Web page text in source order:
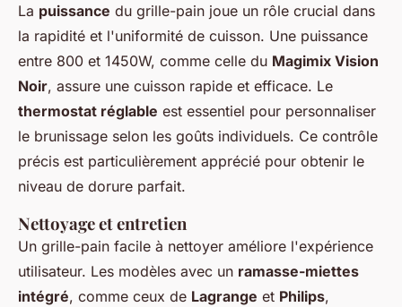
La puissance du grille-pain joue un rôle crucial dans
la rapidité et l'uniformité de cuisson. Une puissance
entre 800 et 1450W, comme celle du Magimix Vision
Noir, assure une cuisson rapide et efficace. Le
thermostat réglable est essentiel pour personnaliser
le brunissage selon les goûts individuels. Ce contrôle
précis est particulièrement apprécié pour obtenir le
niveau de dorure parfait.
Nettoyage et entretien
Un grille-pain facile à nettoyer améliore l'expérience
utilisateur. Les modèles avec un ramasse-miettes
intégré, comme ceux de Lagrange et Philips,